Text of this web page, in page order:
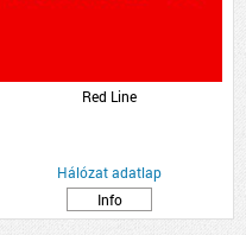
Red Line
Hálózat adatlap
Info